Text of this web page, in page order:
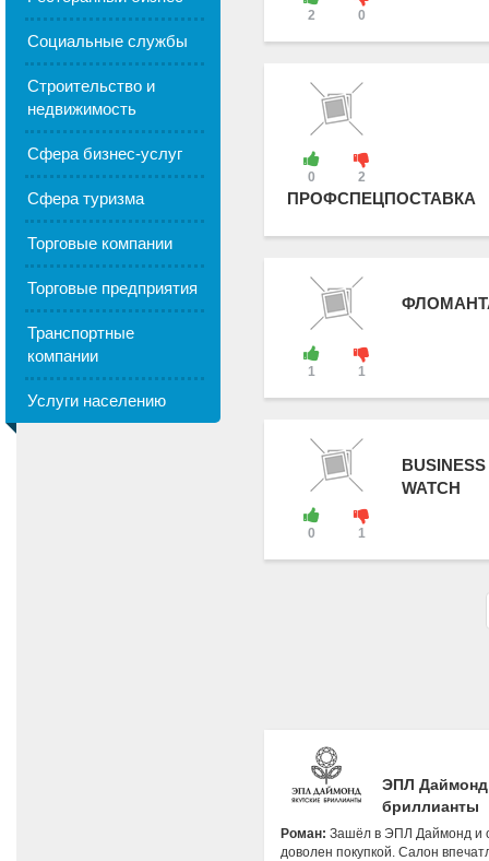
Социальные службы
Строительство и
недвижимость
Сфера бизнес-услуг
Сфера туризма
Торговые компании
Торговые предприятия
Транспортные
компании
Услуги населению
2 0
0 2
ПРОФСПЕЦПОСТАВКА
1 1
0 1
WATCH
ЭПЛ Даймонд
бриллианты
Роман: Зашёл в ЭПЛ Даймонд и
доволен покупкой. Салон